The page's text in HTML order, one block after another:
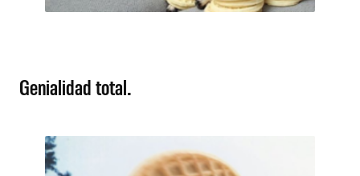
Genialidad total.